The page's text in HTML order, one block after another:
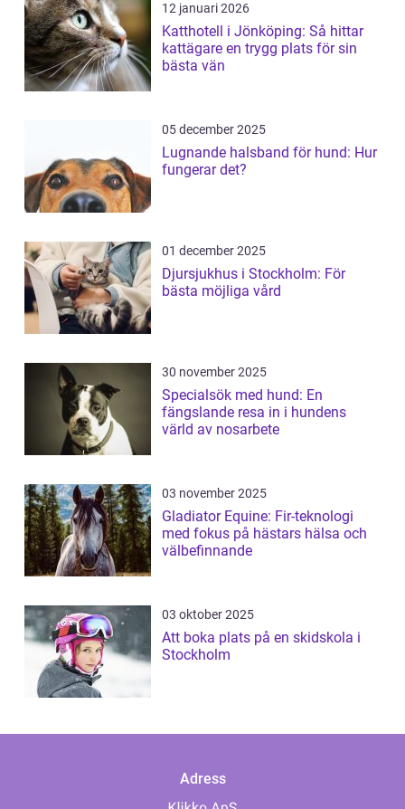
12 januari 2026
Katthotell i Jönköping: Så hittar
kattägare en trygg plats för sin
bästa vän
05 december 2025
Lugnande halsband för hund: Hur
fungerar det?
01 december 2025
Djursjukhus i Stockholm: För
bästa möjliga vård
30 november 2025
Specialsök med hund: En
fängslande resa in i hundens
värld av nosarbete
03 november 2025
Gladiator Equine: Fir-teknologi
med fokus på hästars hälsa och
välbefinnande
03 oktober 2025
Att boka plats på en skidskola i
Stockholm
Adress